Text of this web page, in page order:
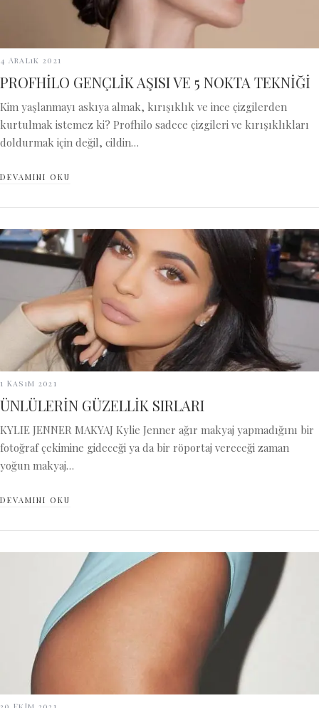
4 Aralık 2021
PROFHİLO GENÇLİK AŞISI VE 5 NOKTA TEKNİĞİ
Kim yaşlanmayı askıya almak, kırışıklık ve ince çizgilerden
kurtulmak istemez ki? Profhilo sadece çizgileri ve kırışıklıkları
doldurmak için değil, cildin…
DEVAMINI OKU
1 Kasım 2021
ÜNLÜLERİN GÜZELLİK SIRLARI
KYLIE JENNER MAKYAJ Kylie Jenner ağır makyaj yapmadığını bir
fotoğraf çekimine gideceği ya da bir röportaj vereceği zaman
yoğun makyaj…
DEVAMINI OKU